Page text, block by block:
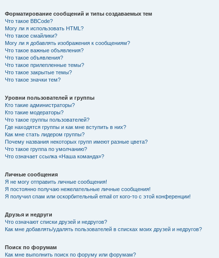
Форматирование сообщений и типы создаваемых тем
Что такое BBCode?
Могу ли я использовать HTML?
Что такое смайлики?
Могу ли я добавлять изображения к сообщениям?
Что такое важные объявления?
Что такое объявления?
Что такое прилепленные темы?
Что такое закрытые темы?
Что такое значки тем?
Уровни пользователей и группы
Кто такие администраторы?
Кто такие модераторы?
Что такое группы пользователей?
Где находятся группы и как мне вступить в них?
Как мне стать лидером группы?
Почему названия некоторых групп имеют разные цвета?
Что такое группа по умолчанию?
Что означает ссылка «Наша команда»?
Личные сообщения
Я не могу отправить личные сообщения!
Я постоянно получаю нежелательные личные сообщения!
Я получил спам или оскорбительный email от кого-то с этой конференции!
Друзья и недруги
Что означают списки друзей и недругов?
Как мне добавлять/удалять пользователей в списках моих друзей и недругов?
Поиск по форумам
Как мне выполнить поиск по форуму или форумам?